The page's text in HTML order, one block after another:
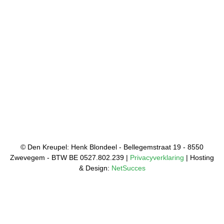
© Den Kreupel: Henk Blondeel - Bellegemstraat 19 - 8550
Zwevegem - BTW BE 0527.802.239 | Privacyverklaring | Hosting
& Design: NetSucces